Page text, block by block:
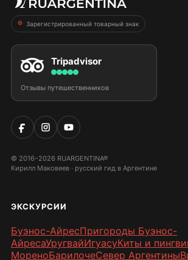
Зарегистрированный товарный знак
Tripadvisor
Отзывы путешественников
© 2016–2026 RUARGENTINA®
Кирилл Маковеев · русский гид в Аргентине
ЭКСКУРСИИ
Буэнос-АйресПригороды Буэнос-
АйресаУругвайИгуасуКиты и
МореноБарилочеСевер Аргентины